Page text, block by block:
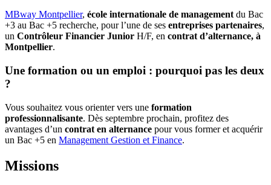
MBway Montpellier, école internationale de managementdu Bac
+3 au Bac +5 recherche, pour l’une de ses entreprises partenaires,
un Contrôleur Financier Junior H/F, en contrat d’alternance, à
Montpellier.
Une formation ou un emploi : pourquoi pas les deux
?
Vous souhaitez vous orienter vers une formation
professionnalisante. Dès septembre prochain, profitez des
avantages d’un contrat en alternance pour vous former et acquérir
un Bac +5 en Management Gestion et Finance.
Missions